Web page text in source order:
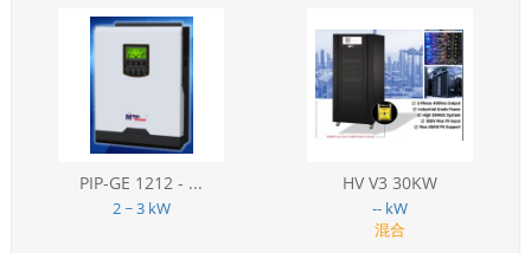
PIP-GE 1212 - ...
2 ~ 3 kW
HV V3 30KW
-- kW
混合